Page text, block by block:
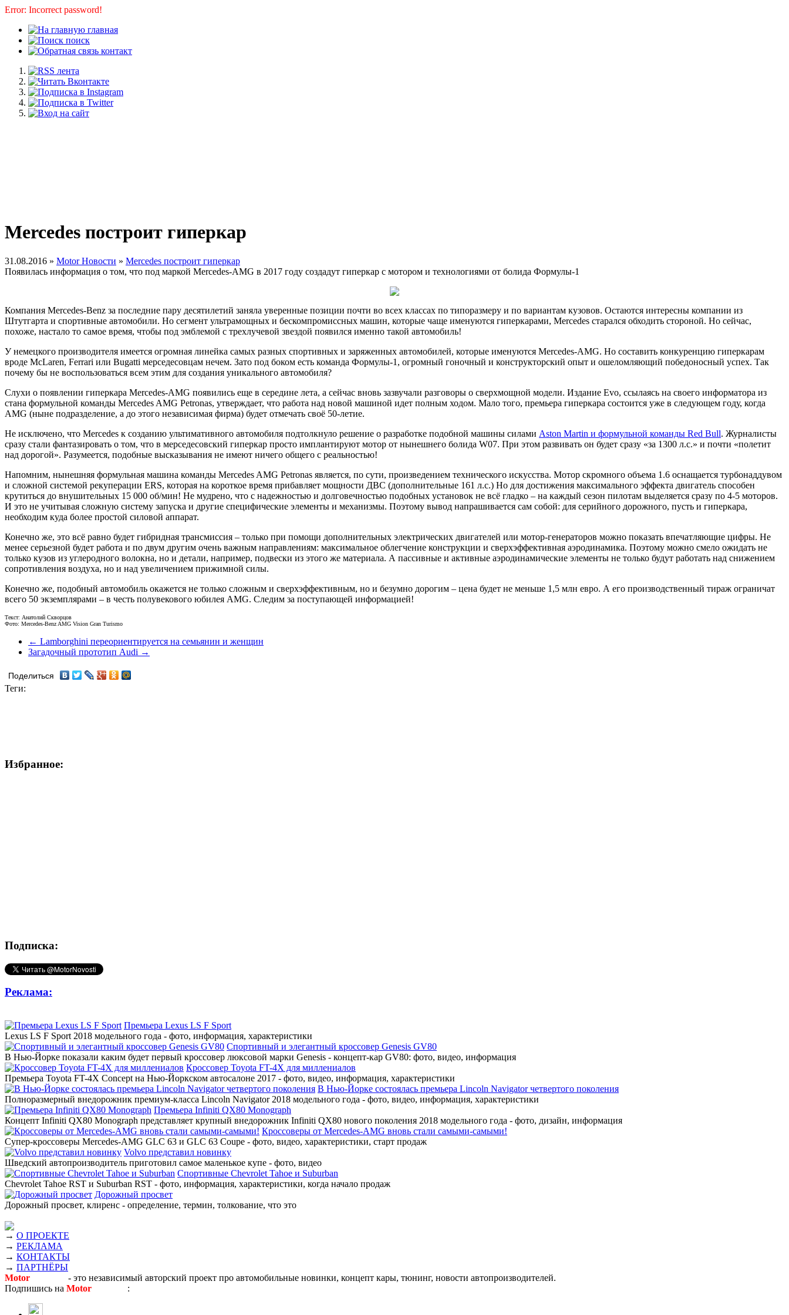
Error: Incorrect password!
главная
поиск
контакт
Mercedes построит гиперкар
31.08.2016 » Motor Новости » Mercedes построит гиперкар
Появилась информация о том, что под маркой Mercedes-AMG в 2017 году создадут гиперкар с мотором и технологиями от болида Формулы-1
Компания Mercedes-Benz за последние пару десятилетий заняла уверенные позиции почти во всех классах по типоразмеру и по вариантам кузовов. Остаются интересны компании из
Штутгарта и спортивные автомобили. Но сегмент ультрамощных и бескомпромиссных машин, которые чаще именуются гиперкарами, Mercedes старался обходить стороной. Но сейчас,
похоже, настало то самое время, чтобы под эмблемой с трехлучевой звездой появился именно такой автомобиль!
У немецкого производителя имеется огромная линейка самых разных спортивных и заряженных автомобилей, которые именуются Mercedes-AMG. Но составить конкуренцию гиперкарам
вроде McLaren, Ferrari или Bugatti мерседесовцам нечем. Зато под боком есть команда Формулы-1, огромный гоночный и конструкторский опыт и ошеломляющий победоносный успех. Так
почему бы не воспользоваться всем этим для создания уникального автомобиля?
Слухи о появлении гиперкара Mercedes-AMG появились еще в середине лета, а сейчас вновь зазвучали разговоры о сверхмощной модели. Издание Evo, ссылаясь на своего информатора из
стана формульной команды Mercedes AMG Petronas, утверждает, что работа над новой машиной идет полным ходом. Мало того, премьера гиперкара состоится уже в следующем году, когда
AMG (ныне подразделение, а до этого независимая фирма) будет отмечать своё 50-летие.
Не исключено, что Mercedes к созданию ультимативного автомобиля подтолкнуло решение о разработке подобной машины силами Aston Martin и формульной команды Red Bull. Журналисты
сразу стали фантазировать о том, что в мерседесовский гиперкар просто имплантируют мотор от нынешнего болида W07. При этом развивать он будет сразу «за 1300 л.с.» и почти «полетит
над дорогой». Разумеется, подобные высказывания не имеют ничего общего с реальностью!
Напомним, нынешняя формульная машина команды Mercedes AMG Petronas является, по сути, произведением технического искусства. Мотор скромного объема 1.6 оснащается турбонаддувом
и сложной системой рекуперации ERS, которая на короткое время прибавляет мощности ДВС (дополнительные 161 л.с.) Но для достижения максимального эффекта двигатель способен
крутиться до внушительных 15 000 об/мин! Не мудрено, что с надежностью и долговечностью подобных установок не всё гладко – на каждый сезон пилотам выделяется сразу по 4-5 моторов.
И это не учитывая сложную систему запуска и другие специфические элементы и механизмы. Поэтому вывод напрашивается сам собой: для серийного дорожного, пусть и гиперкара,
необходим куда более простой силовой аппарат.
Конечно же, это всё равно будет гибридная трансмиссия – только при помощи дополнительных электрических двигателей или мотор-генераторов можно показать впечатляющие цифры. Не
менее серьезной будет работа и по двум другим очень важным направлениям: максимальное облегчение конструкции и сверхэффективная аэродинамика. Поэтому можно смело ожидать не
только кузов из углеродного волокна, но и детали, например, подвески из этого же материала. А пассивные и активные аэродинамические элементы не только будут работать над снижением
сопротивления воздуха, но и над увеличением прижимной силы.
Конечно же, подобный автомобиль окажется не только сложным и сверхэффективным, но и безумно дорогим – цена будет не меньше 1,5 млн евро. А его производственный тираж ограничат
всего 50 экземплярами – в честь полувекового юбилея AMG. Следим за поступающей информацией!
Текст: Анатолий Скворцов
Фото: Mercedes-Benz AMG Vision Gran Turismo
← Lamborghini переориентируется на семьянин и женщин
Загадочный прототип Audi →
Поделиться
Теги:
Избранное:
Подписка:
Реклама:
Премьера Lexus LS F Sport
Lexus LS F Sport 2018 модельного года - фото, информация, характеристики
Спортивный и элегантный кроссовер Genesis GV80
В Нью-Йорке показали каким будет первый кроссовер люксовой марки Genesis - концепт-кар GV80: фото, видео, информация
Кроссовер Toyota FT-4X для миллениалов
Премьера Toyota FT-4X Concept на Нью-Йоркском автосалоне 2017 - фото, видео, информация, характеристики
В Нью-Йорке состоялась премьера Lincoln Navigator четвертого поколения
Полноразмерный внедорожник премиум-класса Lincoln Navigator 2018 модельного года - фото, видео, информация, характеристики
Премьера Infiniti QX80 Monograph
Концепт Infiniti QX80 Monograph представляет крупный внедорожник Infiniti QX80 нового поколения 2018 модельного года - фото, дизайн, информация
Кроссоверы от Mercedes-AMG вновь стали самыми-самыми!
Супер-кроссоверы Mercedes-AMG GLC 63 и GLC 63 Coupe - фото, видео, характеристики, старт продаж
Volvo представил новинку
Шведский автопроизводитель приготовил самое маленькое купе - фото, видео
Спортивные Chevrolet Tahoe и Suburban
Chevrolet Tahoe RST и Suburban RST - фото, информация, характеристики, когда начало продаж
Дорожный просвет
Дорожный просвет, клиренс - определение, термин, толкование, что это
→ О ПРОЕКТЕ
→ РЕКЛАМА
→ КОНТАКТЫ
→ ПАРТНЁРЫ
Motor
- это независимый авторский проект про автомобильные новинки, концепт кары, тюнинг, новости автопроизводителей.
Подпишись на Motor :